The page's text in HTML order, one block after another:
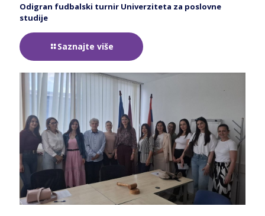
Odigran fudbalski turnir Univerziteta za poslovne
studije
Saznajte više